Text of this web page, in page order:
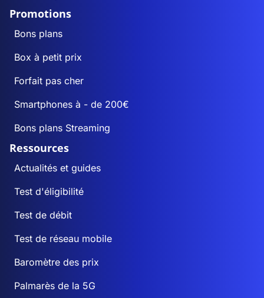
Promotions
Bons plans
Box à petit prix
Forfait pas cher
Smartphones à - de 200€
Bons plans Streaming
Ressources
Actualités et guides
Test d'éligibilité
Test de débit
Test de réseau mobile
Baromètre des prix
Palmarès de la 5G